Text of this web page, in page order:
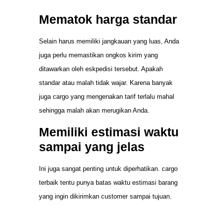
Mematok harga standar
Selain harus memiliki jangkauan yang luas, Anda
juga perlu memastikan ongkos kirim yang
ditawarkan oleh eskpedisi tersebut. Apakah
standar atau malah tidak wajar. Karena banyak
juga cargo yang mengenakan tarif terlalu mahal
sehingga malah akan merugikan Anda.
Memiliki estimasi waktu
sampai yang jelas
Ini juga sangat penting untuk diperhatikan. cargo
terbaik tentu punya batas waktu estimasi barang
yang ingin dikirimkan customer sampai tujuan.